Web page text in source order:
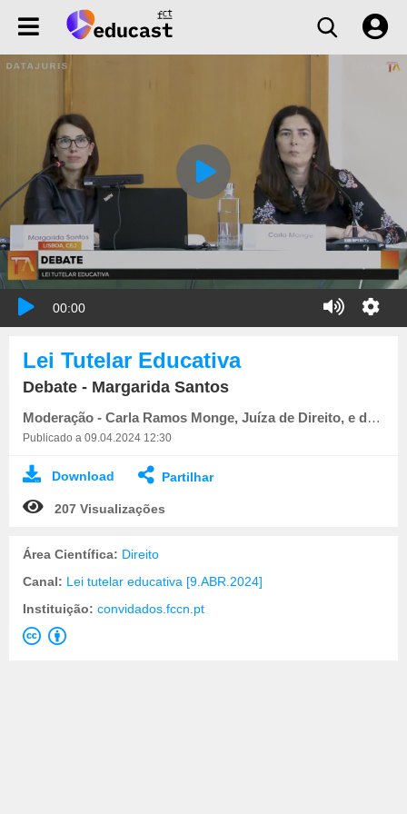
00:00
Lei Tutelar Educativa
Debate - Margarida Santos
Moderação - Carla Ramos Monge, Juíza de Direito, e docente do CEJ
Publicado a 09.04.2024 12:30
Download Partilhar
207 Visualizações
Área Científica: Direito
Canal: Lei tutelar educativa [9.ABR.2024]
Instituição: convidados.fccn.pt